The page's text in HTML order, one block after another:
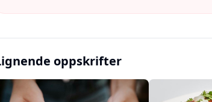
oppskrifter